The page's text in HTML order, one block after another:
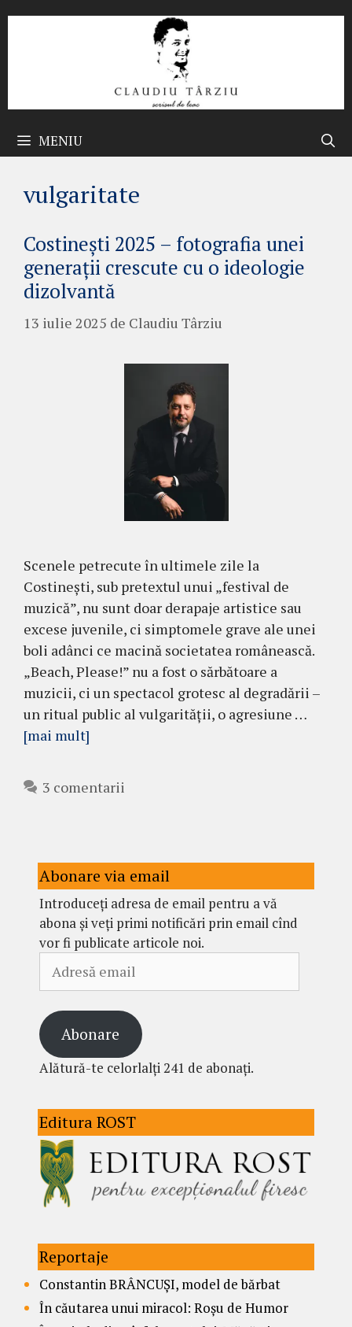
MENIU
vulgaritate
Costinești 2025 – fotografia unei
generații crescute cu o ideologie
dizolvantă
13 iulie 2025 de Claudiu Târziu
Scenele petrecute în ultimele zile la
Costinești, sub pretextul unui „festival de
muzică”, nu sunt doar derapaje artistice sau
excese juvenile, ci simptomele grave ale unei
boli adânci ce macină societatea românească.
„Beach, Please!” nu a fost o sărbătoare a
muzicii, ci un spectacol grotesc al degradării –
un ritual public al vulgarității, o agresiune …
[mai mult]
3 comentarii
Abonare via email
Introduceți adresa de email pentru a vă
abona și veți primi notificări prin email cînd
vor fi publicate articole noi.
email
Abonare
Alătură-te celorlalți 241 de abonați.
Editura ROST
Reportaje
Constantin BRÂNCUȘI, model de bărbat
În căutarea unui miracol: Roșu de Humor